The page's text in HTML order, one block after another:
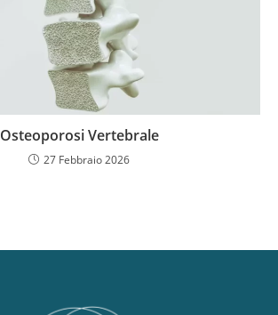
Osteoporosi Vertebrale
27 Febbraio 2026